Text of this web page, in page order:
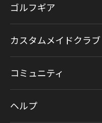
ゴルフギア
カスタムメイドクラブ
コミュニティ
ヘルプ